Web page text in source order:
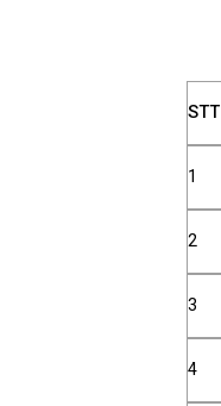
STT
1
2
3
4